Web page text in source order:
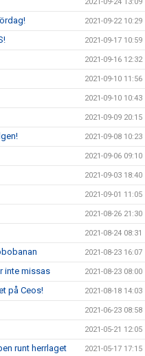
2021-09-22 10:29
2021-09-17 10:59
2021-09-16 12:32
2021-09-10 11:56
2021-09-10 10:43
2021-09-09 20:15
2021-09-08 10:23
2021-09-06 09:10
2021-09-03 18:40
2021-09-01 11:05
2021-08-26 21:30
2021-08-24 08:31
2021-08-23 16:07
inte missas 2021-08-23 08:00
på Ceos! 2021-08-18 14:03
2021-06-23 08:58
2021-05-21 12:05
runt herrlaget 2021-05-17 17:15